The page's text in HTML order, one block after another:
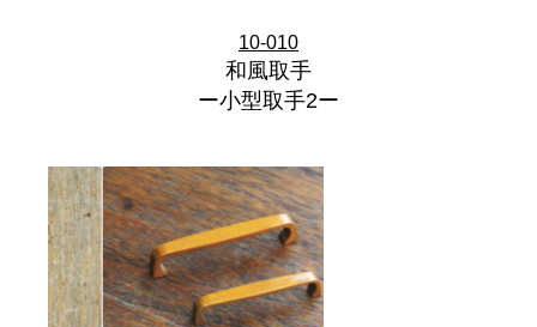
10-010
和風取手
ー小型取手2ー